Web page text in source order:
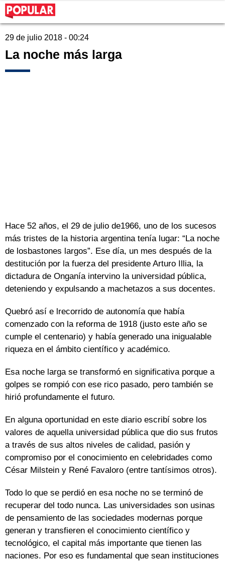
29 de julio 2018 - 00:24
La noche más larga
Hace 52 años, el 29 de julio de1966, uno de los sucesos
más tristes de la historia argentina tenía lugar: “La noche
de losbastones largos”. Ese día, un mes después de la
destitución por la fuerza del presidente Arturo Illia, la
dictadura de Onganía intervino la universidad pública,
deteniendo y expulsando a machetazos a sus docentes.
Quebró así e lrecorrido de autonomía que había
comenzado con la reforma de 1918 (justo este año se
cumple el centenario) y había generado una inigualable
riqueza en el ámbito científico y académico.
Esa noche larga se transformó en significativa porque a
golpes se rompió con ese rico pasado, pero también se
hirió profundamente el futuro.
En alguna oportunidad en este diario escribí sobre los
valores de aquella universidad pública que dio sus frutos
a través de sus altos niveles de calidad, pasión y
compromiso por el conocimiento en celebridades como
César Milstein y René Favaloro (entre tantísimos otros).
Todo lo que se perdió en esa noche no se terminó de
recuperar del todo nunca. Las universidades son usinas
de pensamiento de las sociedades modernas porque
generan y transfieren el conocimiento científico y
tecnológico, el capital más importante que tienen las
naciones. Por eso es fundamental que sean instituciones